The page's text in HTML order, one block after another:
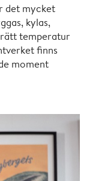
det mycket
kylas,
temperatur
finns
moment